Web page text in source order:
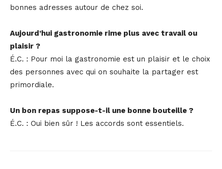
bonnes adresses autour de chez soi.
Aujourd’hui gastronomie rime plus avec travail ou
plaisir ?
É.C. : Pour moi la gastronomie est un plaisir et le choix
des personnes avec qui on souhaite la partager est
primordiale.
Un bon repas suppose-t-il une bonne bouteille ?
É.C. : Oui bien sûr ! Les accords sont essentiels.